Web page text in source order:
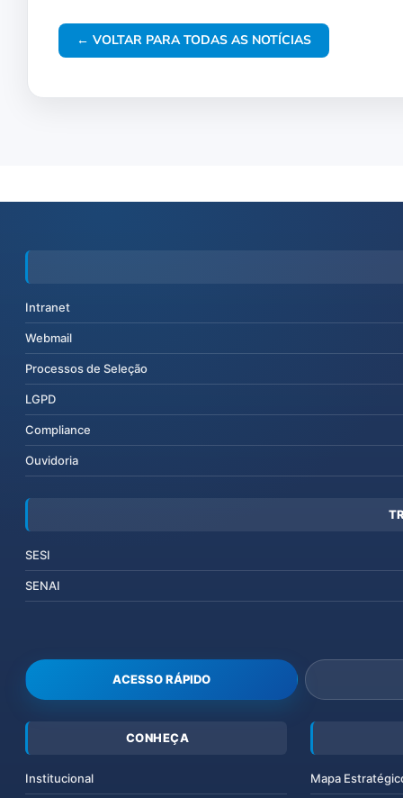
← VOLTAR PARA TODAS AS NOTÍCIAS
Intranet
Webmail
Processos de Seleção
LGPD
Compliance
Ouvidoria
SESI
SENAI
ACESSO RÁPIDO
CONHEÇA
Institucional Mapa